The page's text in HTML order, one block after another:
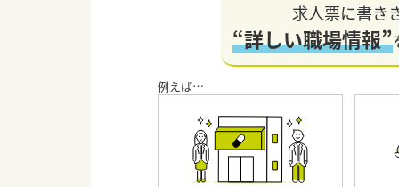
求人票に書き
“詳しい職場情報”